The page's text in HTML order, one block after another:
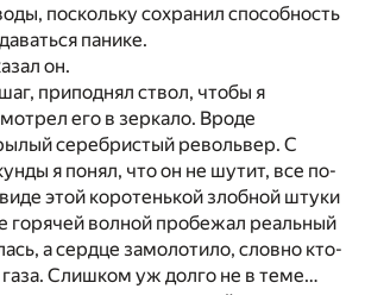
поскольку сохранил способность
панике.
он.
приподнял ствол, чтобы я
его в зеркало. Вроде
серебристый револьвер. С
я понял, что он не шутит, все по-
этой коротенькой злобной штуки
горячей волной пробежал реальный
а сердце замолотило, словно кто-
газа. Слишком уж долго не в теме…